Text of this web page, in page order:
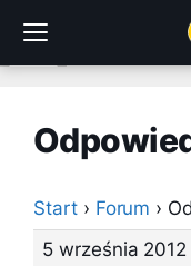
treści
Start › Forum ›
5 września